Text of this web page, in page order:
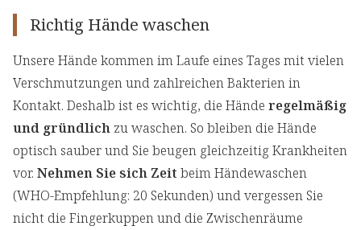
Richtig Hände waschen
Unsere Hände kommen im Laufe eines Tages mit vielen
Verschmutzungen und zahlreichen Bakterien in
Kontakt. Deshalb ist es wichtig, die Hände regelmäßig
und gründlich zu waschen. So bleiben die Hände
optisch sauber und Sie beugen gleichzeitig Krankheiten
vor. Nehmen Sie sich Zeit beim Händewaschen
(WHO-Empfehlung: 20 Sekunden) und vergessen Sie
nicht die Fingerkuppen und die Zwischenräume